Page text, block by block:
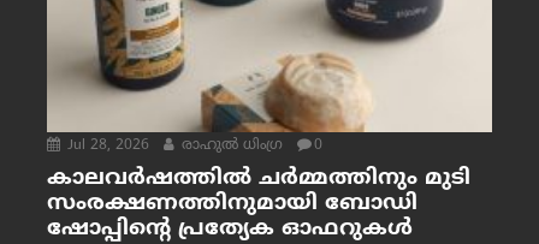
Jul 28, 2026 രാഹുല്‍ ധിംഗ്ര 0
കാലവർഷത്തിൽ ചർമ്മത്തിനും മുടി
സംരക്ഷണത്തിനുമായി ബോഡി
ഷോപ്പിന്റെ പ്രത്യേക ഓഫറുകൾ